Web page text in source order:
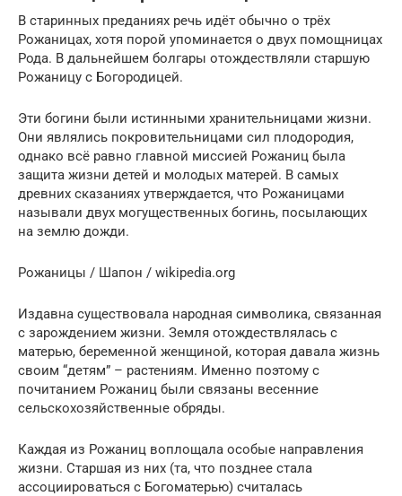
В старинных преданиях речь идёт обычно о трёх
Рожаницах, хотя порой упоминается о двух помощницах
Рода. В дальнейшем болгары отождествляли старшую
Рожаницу с Богородицей.
Эти богини были истинными хранительницами жизни.
Они являлись покровительницами сил плодородия,
однако всё равно главной миссией Рожаниц была
защита жизни детей и молодых матерей. В самых
древних сказаниях утверждается, что Рожаницами
называли двух могущественных богинь, посылающих
на землю дожди.
Рожаницы / Шапон / wikipedia.org
Издавна существовала народная символика, связанная
с зарождением жизни. Земля отождествлялась с
матерью, беременной женщиной, которая давала жизнь
своим “детям” – растениям. Именно поэтому с
почитанием Рожаниц были связаны весенние
сельскохозяйственные обряды.
Каждая из Рожаниц воплощала особые направления
жизни. Старшая из них (та, что позднее стала
ассоциироваться с Богоматерью) считалась